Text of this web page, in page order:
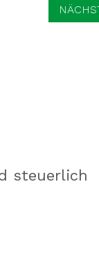
steuerlich